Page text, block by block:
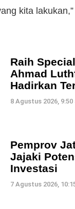
kita
Raih
Ahmad
Hadirkan
8 Agustus 2026, 9:50
Pemprov
Jajaki
Investasi
7 Agustus 2026,